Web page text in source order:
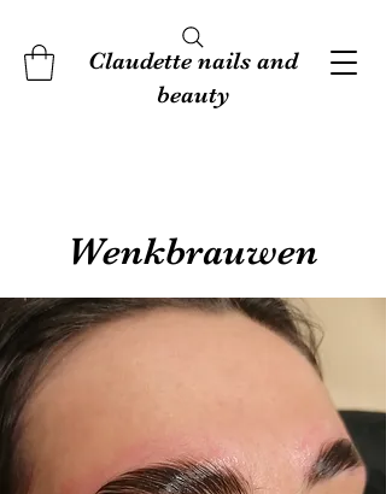
Claudette nails and
beauty
Wenkbrauwen